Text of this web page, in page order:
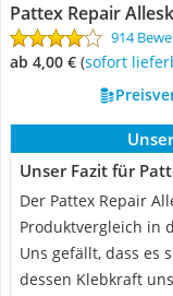
Pattex Repair
914
ab 4,00 € ( Sofort
Unser Fazit für
Der Pattex Repair
Produktvergleich in
Uns gefällt, dass es
dessen Klebkraft